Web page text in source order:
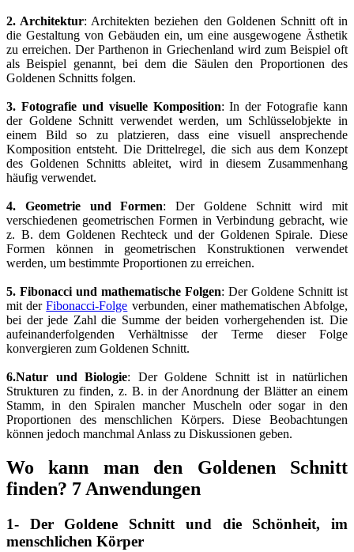
2. Architektur: Architekten beziehen den Goldenen Schnitt oft in
die Gestaltung von Gebäuden ein, um eine ausgewogene Ästhetik
zu erreichen. Der Parthenon in Griechenland wird zum Beispiel oft
als Beispiel genannt, bei dem die Säulen den Proportionen des
Goldenen Schnitts folgen.
3. Fotografie und visuelle Komposition: In der Fotografie kann
der Goldene Schnitt verwendet werden, um Schlüsselobjekte in
einem Bild so zu platzieren, dass eine visuell ansprechende
Komposition entsteht. Die Drittelregel, die sich aus dem Konzept
des Goldenen Schnitts ableitet, wird in diesem Zusammenhang
häufig verwendet.
4. Geometrie und Formen: Der Goldene Schnitt wird mit
verschiedenen geometrischen Formen in Verbindung gebracht, wie
z. B. dem Goldenen Rechteck und der Goldenen Spirale. Diese
Formen können in geometrischen Konstruktionen verwendet
werden, um bestimmte Proportionen zu erreichen.
5. Fibonacci und mathematische Folgen: Der Goldene Schnitt ist
mit derFibonacci-Folge verbunden, einer mathematischen Abfolge,
bei der jede Zahl die Summe der beiden vorhergehenden ist. Die
aufeinanderfolgenden Verhältnisse der Terme dieser Folge
konvergieren zum Goldenen Schnitt.
6.Natur und Biologie: Der Goldene Schnitt ist in natürlichen
Strukturen zu finden, z. B. in der Anordnung der Blätter an einem
Stamm, in den Spiralen mancher Muscheln oder sogar in den
Proportionen des menschlichen Körpers. Diese Beobachtungen
können jedoch manchmal Anlass zu Diskussionen geben.
Wo kann man den Goldenen Schnitt
finden? 7 Anwendungen
1- Der Goldene Schnitt und die Schönheit, im
menschlichen Körper